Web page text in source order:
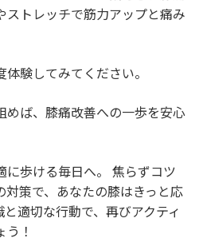
ストレッチで筋力アップと痛み
験してみてください。
めば、膝痛改善への一歩を安心
歩ける毎日へ。 焦らずコツ
対策で、あなたの膝はきっと応
適切な行動で、再びアクティ
！